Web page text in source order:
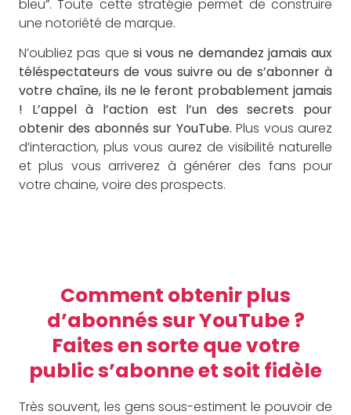
bleu”. Toute cette stratégie permet de construire
une notoriété de marque.
N’oubliez pas que si vous ne demandez jamais aux
téléspectateurs de vous suivre ou de s’abonner à
votre chaîne, ils ne le feront probablement jamais
!
L’appel à l’action est l’un des secrets pour
obtenir des abonnés sur YouTube. Plus vous aurez
d’interaction, plus vous aurez de visibilité naturelle
et plus vous arriverez à générer des fans pour
votre chaine, voire des prospects.
Comment obtenir plus
d’abonnés sur YouTube ?
Faites en sorte que votre
public s’abonne et soit fidèle
Très souvent, les gens sous-estiment le pouvoir de